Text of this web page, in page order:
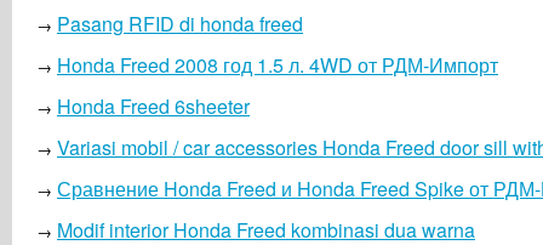
→ Pasang RFID di honda freed
→ Honda Freed 2008 год 1.5 л. 4WD от РДМ-Импорт
→ Honda Freed 6sheeter
→ Variasi mobil / car accessories Honda Freed door sill
→ Сравнение Honda Freed и Honda Freed Spike от
→ Modif interior Honda Freed kombinasi dua warna